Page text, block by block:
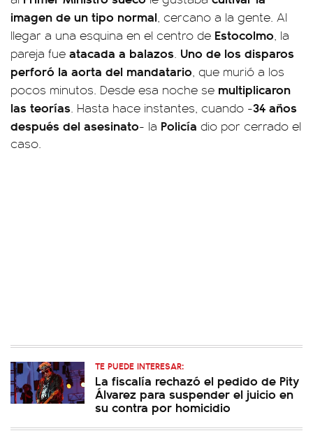
imagen de un tipo normal, cercano a la gente. Al
llegar a una esquina en el centro de Estocolmo, la
pareja fue atacada a balazos. Uno de los disparos
perforó la aorta del mandatario, que murió a los
pocos minutos. Desde esa noche se multiplicaron
las teorías. Hasta hace instantes, cuando -34 años
después del asesinato- la Policía dio por cerrado el
caso.
TE PUEDE INTERESAR:
La fiscalía rechazó el pedido de Pity
Álvarez para suspender el juicio en
su contra por homicidio